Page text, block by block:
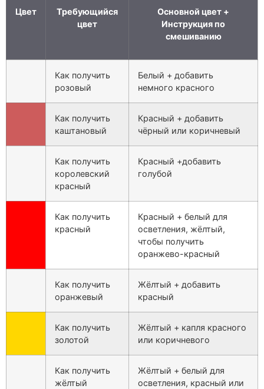
Цвет
Требующийся
цвет
Основной цвет +
Инструкция по
смешиванию
Как получить
розовый
Белый + добавить
немного красного
Как получить
каштановый
Красный + добавить
чёрный или коричневый
Как получить
королевский
красный
Красный +добавить
голубой
Как получить
красный
Красный + белый для
осветления, жёлтый,
чтобы получить
оранжево-красный
Как получить
оранжевый
Жёлтый + добавить
красный
Как получить
золотой
Жёлтый + капля красного
или коричневого
Как получить
жёлтый
Жёлтый + белый для
осветления, красный или